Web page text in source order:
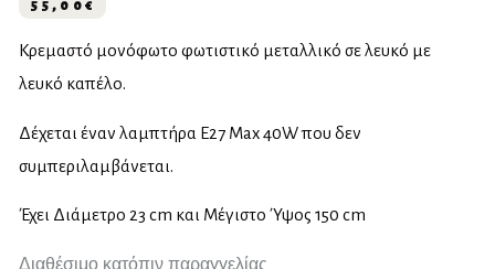
55,00 €
Κρεμαστό μονόφωτο φωτιστικό μεταλλικό σε λευκό με
λευκό καπέλο.
Δέχεται έναν λαμπτήρα Ε27 Max 40W που δεν
συμπεριλαμβάνεται.
Έχει Διάμετρο 23 cm και Μέγιστο Ύψος 150 cm
Διαθέσιμο κατόπιν παραγγελίας